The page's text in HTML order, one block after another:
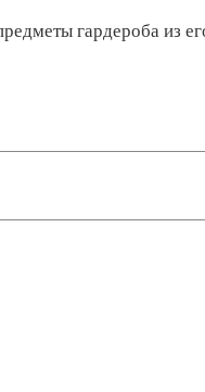
гардероба из